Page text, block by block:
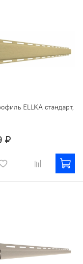
ELLKA стандарт,
₽